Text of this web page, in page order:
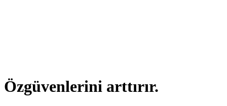
Özgüvenlerini arttırır.